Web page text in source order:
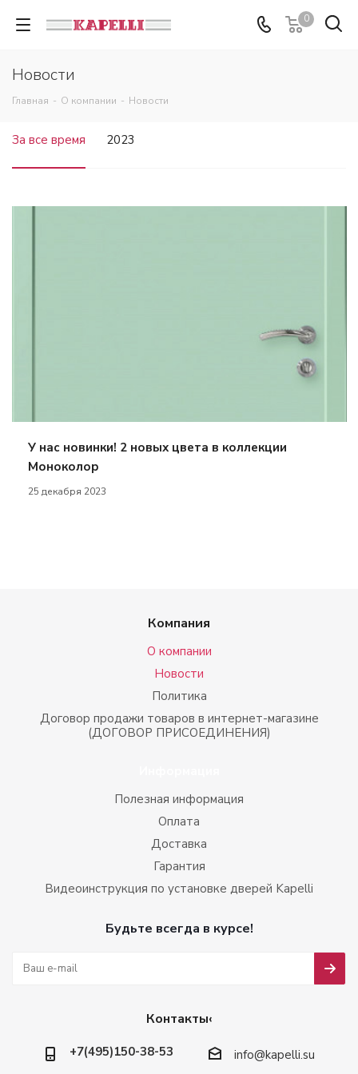
0
Новости
Главная - О компании - Новости
За все время 2023
У нас новинки! 2 новых цвета в коллекции
Моноколор
25 декабря 2023
Компания
О компании
Новости
Политика
Договор продажи товаров в интернет-магазине
(ДОГОВОР ПРИСОЕДИНЕНИЯ)
Полезная информация
Оплата
Доставка
Гарантия
Видеоинструкция по установке дверей Kapelli
Будьте всегда в курсе!
Контакты‹
+7(495)150-38-53 info@kapelli.su